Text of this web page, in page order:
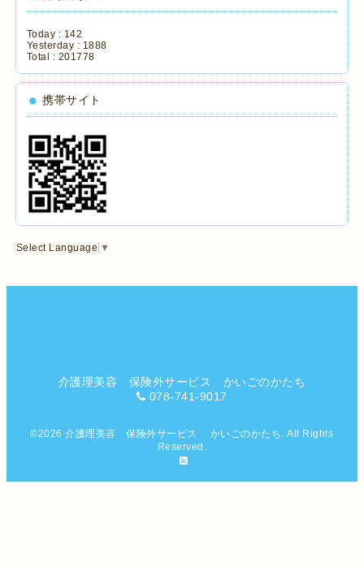
Today : 142
Yesterday : 1888
Total : 201778
携帯サイト
Select Language ▼
介護理美容 保険外サービス かいごのかたち
078-741-9017
©2026介護理美容 保険外サービス かいごのかたち . All Rights
Reserved.